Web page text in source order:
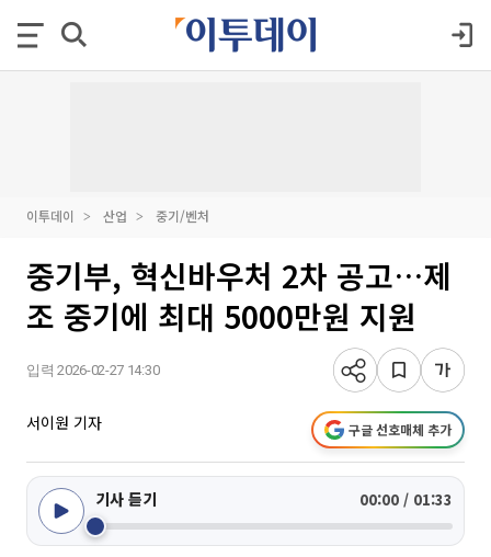
이투데이 산업 중기/벤처
중기부, 혁신바우처 2차 공고…제
조 중기에 최대 5000만원 지원
입력 2026-02-27 14:30
서이원 기자 구글 선호매체 추가
기사 듣기 00:00 / 01:33